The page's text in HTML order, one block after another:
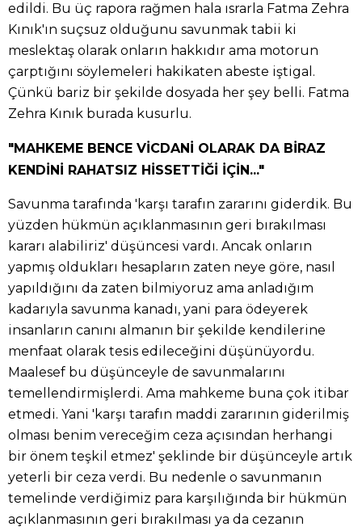
edildi. Bu üç rapora rağmen hala ısrarla Fatma Zehra
Kınık'ın suçsuz olduğunu savunmak tabii ki
meslektaş olarak onların hakkıdır ama motorun
çarptığını söylemeleri hakikaten abeste iştigal.
Çünkü bariz bir şekilde dosyada her şey belli. Fatma
Zehra Kınık burada kusurlu.
"MAHKEME BENCE VİCDANİ OLARAK DA BİRAZ
KENDİNİ RAHATSIZ HİSSETTİĞİ İÇİN..."
Savunma tarafında 'karşı tarafın zararını giderdik. Bu
yüzden hükmün açıklanmasının geri bırakılması
kararı alabiliriz' düşüncesi vardı. Ancak onların
yapmış oldukları hesapların zaten neye göre, nasıl
yapıldığını da zaten bilmiyoruz ama anladığım
kadarıyla savunma kanadı, yani para ödeyerek
insanların canını almanın bir şekilde kendilerine
menfaat olarak tesis edileceğini düşünüyordu.
Maalesef bu düşünceyle de savunmalarını
temellendirmişlerdi. Ama mahkeme buna çok itibar
etmedi. Yani 'karşı tarafın maddi zararının giderilmiş
olması benim vereceğim ceza açısından herhangi
bir önem teşkil etmez' şeklinde bir düşünceyle artık
yeterli bir ceza verdi. Bu nedenle o savunmanın
temelinde verdiğimiz para karşılığında bir hükmün
açıklanmasının geri bırakılması ya da cezanın